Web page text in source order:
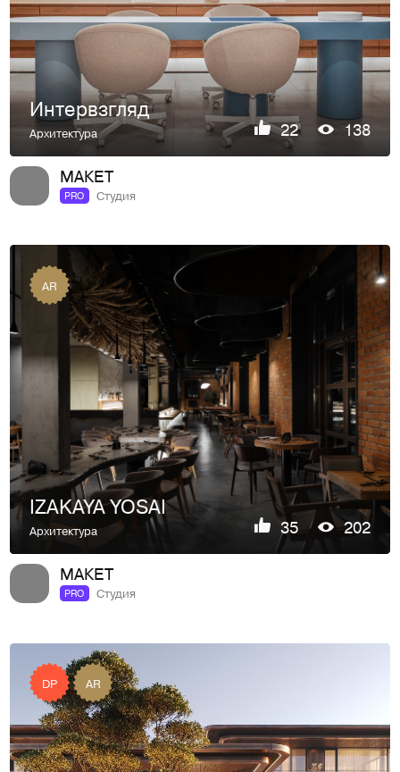
Интервзгляд
Архитектура 22 138
МАКЕТ
PRO Студия
AR
IZAKAYA YOSAI
Архитектура 35 202
МАКЕТ
PRO Студия
DP AR